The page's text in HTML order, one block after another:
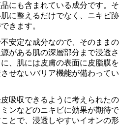
にも含まれている成分です。そ
に整えるだけでなく、ニキビ跡
きます。
安定な成分なので、そのままの
がある肌の深層部分まで浸透さ
、肌には皮膚の表面に皮脂膜を
せないバリア機能が備わってい
吸収できるように考えられたの
ンなどのニキビに効果が期待で
とで、浸透しやすいイオンの形